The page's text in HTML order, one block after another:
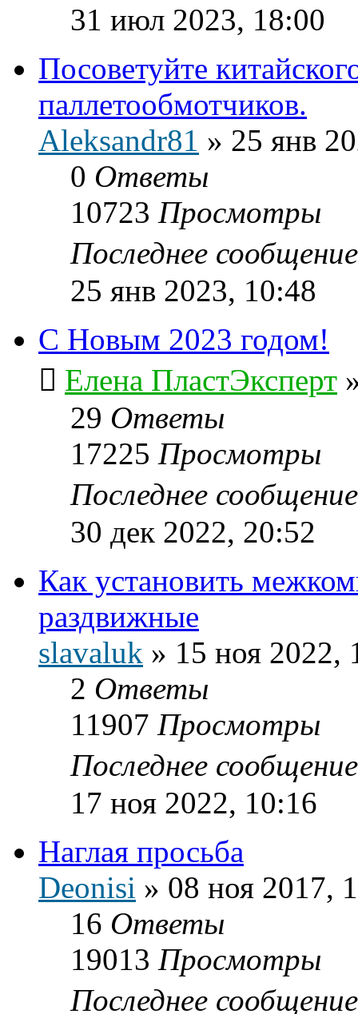
31 июл 2023, 18:00
Посоветуйте
паллетообмотчиков.
Aleksandr81 » 25 янв
0 Ответы
10723 Просмотры
Последнее
25 янв 2023, 10:48
С Новым 2023 годом!
Елена ПластЭксперт
29 Ответы
17225 Просмотры
Последнее
30 дек 2022, 20:52
Как установить
раздвижные
slavaluk » 15 ноя 2022,
2 Ответы
11907 Просмотры
Последнее
17 ноя 2022, 10:16
Наглая просьба
Deonisi » 08 ноя 2017,
16 Ответы
19013 Просмотры
Последнее